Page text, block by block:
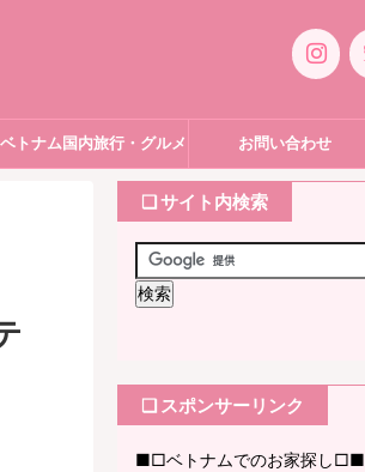
ベトナム国内旅行・グルメ お問い合わせ
❏ サイト内検索
❏ スポンサーリンク
■□ベトナムでのお家探し□■